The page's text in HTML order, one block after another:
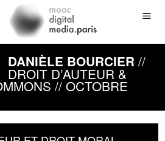
DANIÈLE BOURCIER //
DROIT D’AUTEUR &
// OCTOBRE